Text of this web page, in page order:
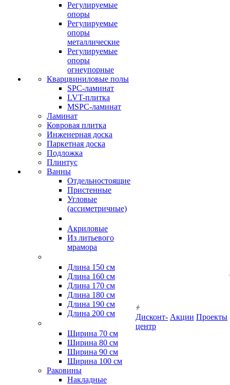
Регулируемые
опоры
Регулируемые
опоры
металлические
Регулируемые
опоры
огнеупорные
Кварцвиниловые полы
SPC-ламинат
LVT-плитка
MSPC-ламинат
Ламинат
Ковровая плитка
Инженерная доска
Паркетная доска
Подложка
Плинтус
Ванны
Отдельностоящие
Пристенные
Угловые
(ассиметричные)
Акриловые
Из литьевого
мрамора
Длина 150 см
Длина 160 см
Длина 170 см
Длина 180 см
Длина 190 см
Длина 200 см
Ширина 70 см
Ширина 80 см
Ширина 90 см
Ширина 100 см
Раковины
Накладные
Дисконт-
центр
Акции Проекты